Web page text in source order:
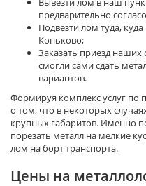
предварительно
Подвезти лом туда,
Коньково;
Заказать приезд
смогли сами сдать
вариантов.
Формируя комплекс услуг по
о том, что в некоторых
крупных габаритов. Именно
порезать металл на мелкие
лом на борт транспорта.
Цены на